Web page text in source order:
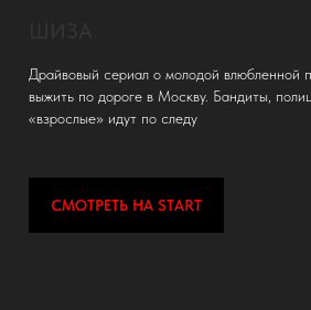
Юлия Пересильд в первой
космосе и собравшей более 6 млн